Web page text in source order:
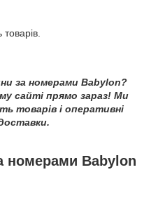
за номерами Babylon?
сайті прямо зараз! Ми
товарів і оперативні
номерами Babylon